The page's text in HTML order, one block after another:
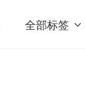
全部标签 